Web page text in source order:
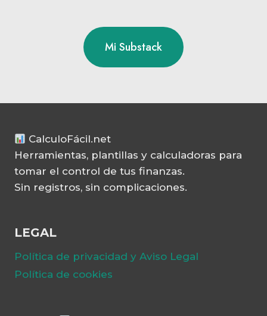
Mi Substack
CalculoFácil.net
Herramientas, plantillas y calculadoras para
tomar el control de tus finanzas.
Sin registros, sin complicaciones.
LEGAL
Política de privacidad y Aviso Legal
Política de cookies